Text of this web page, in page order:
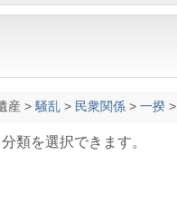
産>騒乱> 民衆関係> 一揆>
類を選択できます。